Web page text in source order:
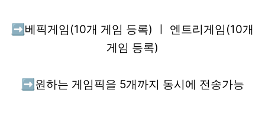
➡️ 베픽게임(10개 게임 등록) ㅣ 엔트리게임(10개
게임 등록)
➡️ 원하는 게임픽을 5개까지 동시에 전송가능